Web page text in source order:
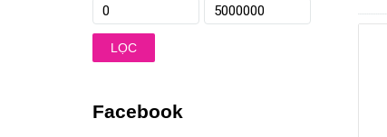
LỌC
Facebook